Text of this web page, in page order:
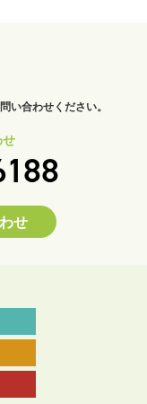
い合わせください。
せ
せ